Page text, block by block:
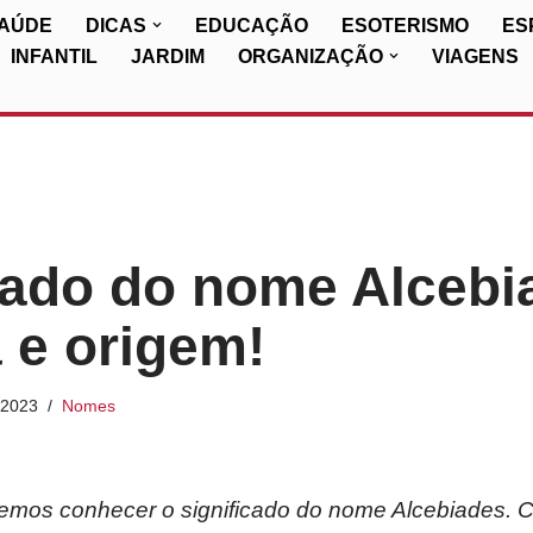
DICAS EDUCAÇÃO ESOTERISMO
INFANTIL
JARDIM ORGANIZAÇÃO VIAGENS
do nome
origem!
Nomes
conhecer o significado do nome Alcebiades.